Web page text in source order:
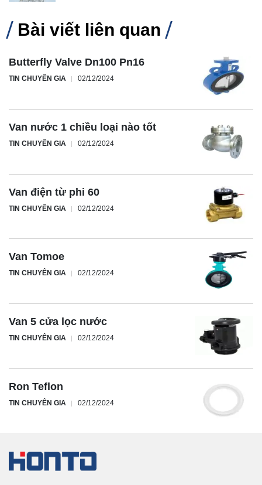
Bài viết liên quan
Butterfly Valve Dn100 Pn16
TIN CHUYÊN GIA 02/12/2024
Van nước 1 chiều loại nào tốt
TIN CHUYÊN GIA 02/12/2024
Van điện từ phi 60
TIN CHUYÊN GIA 02/12/2024
Van Tomoe
TIN CHUYÊN GIA 02/12/2024
Van 5 cửa lọc nước
TIN CHUYÊN GIA 02/12/2024
Ron Teflon
TIN CHUYÊN GIA 02/12/2024